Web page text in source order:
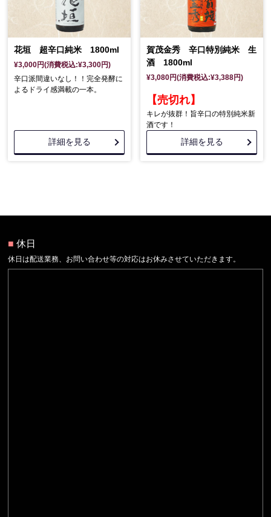
花垣 超辛口純米 1800ml
¥3,000円(消費税込:¥3,300円)
辛口派間違いなし！！完全発酵に
よるドライ感満載の一本。
詳細を見る
賀茂金秀 辛口特別純米 生
酒 1800ml
¥3,080円(消費税込:¥3,388円)
【売切れ】
キレが抜群！旨辛口の特別純米新
酒です！
詳細を見る
■ 休日
休日は配送業務、お問い合わせ等の対応はお休みさせていただきます。